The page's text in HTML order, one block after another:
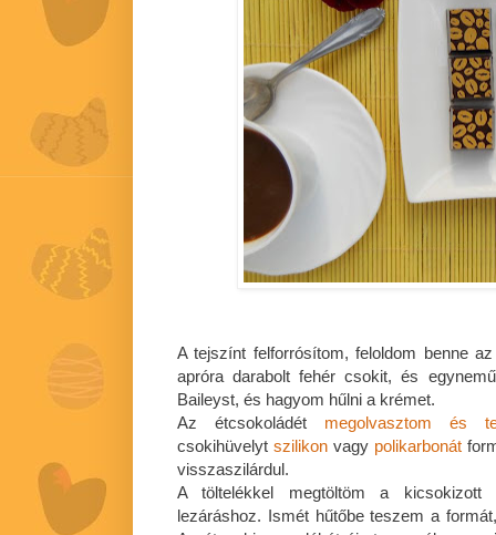
A tejszínt felforrósítom, feloldom benne
apróra darabolt fehér csokit, és
Baileyst, és hagyom hűlni a krémet.
Az étcsokoládét megolvasztom és
csokihüvelyt szilikonvagy polikarbonát
visszaszilárdul.
A töltelékkel megtöltöm a kicsokizott
lezáráshoz. Ismét hűtőbe teszem a